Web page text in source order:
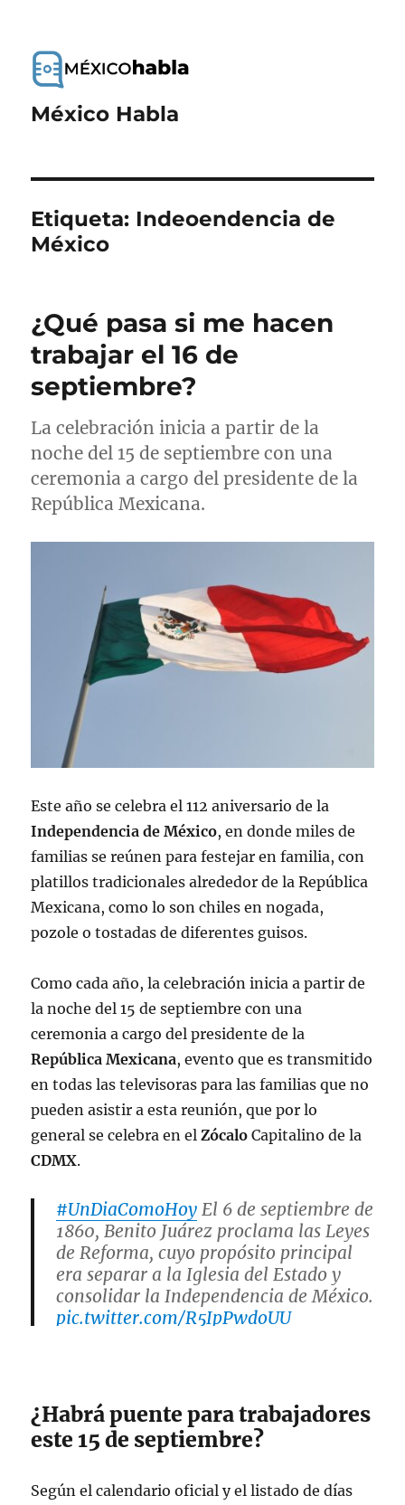
México Habla
Etiqueta: Indeoendencia de
México
¿Qué pasa si me hacen
trabajar el 16 de
septiembre?
La celebración inicia a partir de la
noche del 15 de septiembre con una
ceremonia a cargo del presidente de la
República Mexicana.
Este año se celebra el 112 aniversario de la
Independencia de México, en donde miles de
familias se reúnen para festejar en familia, con
platillos tradicionales alrededor de la República
Mexicana, como lo son chiles en nogada,
pozole o tostadas de diferentes guisos.
Como cada año, la celebración inicia a partir de
la noche del 15 de septiembre con una
ceremonia a cargo del presidente de la
República Mexicana, evento que es transmitido
en todas las televisoras para las familias que no
pueden asistir a esta reunión, que por lo
general se celebra en elZócalo Capitalino de la
CDMX.
#UnDiaComoHoy El 6 de septiembre de
1860, Benito Juárez proclama las Leyes
de Reforma, cuyo propósito principal
era separar a la Iglesia del Estado y
consolidar la Independencia de México.
pic.twitter.com/R5IpPwdoUU
¿Habrá puente para trabajadores
este 15 de septiembre?
Según el calendario oficial y el listado de días